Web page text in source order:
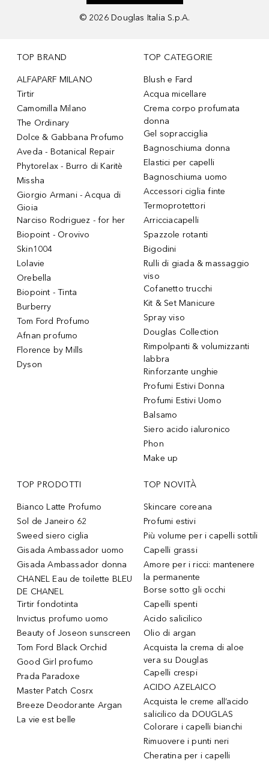
© 2026 Douglas Italia S.p.A.
TOP BRAND
ALFAPARF MILANO
Tirtir
Camomilla Milano
The Ordinary
Dolce & Gabbana Profumo
Aveda - Botanical Repair
Phytorelax - Burro di Karitè
Missha
Giorgio Armani - Acqua di
Gioia
Narciso Rodriguez - for her
Biopoint - Orovivo
Skin1004
Lolavie
Orebella
Biopoint - Tinta
Burberry
Tom Ford Profumo
Afnan profumo
Florence by Mills
Dyson
TOP CATEGORIE
Blush e Fard
Acqua micellare
Crema corpo profumata
donna
Gel sopracciglia
Bagnoschiuma donna
Elastici per capelli
Bagnoschiuma uomo
Accessori ciglia finte
Termoprotettori
Arricciacapelli
Spazzole rotanti
Bigodini
Rulli di giada & massaggio
viso
Cofanetto trucchi
Kit & Set Manicure
Spray viso
Douglas Collection
Rimpolpanti & volumizzanti
labbra
Rinforzante unghie
Profumi Estivi Donna
Profumi Estivi Uomo
Balsamo
Siero acido ialuronico
Phon
Make up
TOP PRODOTTI
Bianco Latte Profumo
Sol de Janeiro 62
Sweed siero ciglia
Gisada Ambassador uomo
Gisada Ambassador donna
CHANEL Eau de toilette BLEU
DE CHANEL
Tirtir fondotinta
Invictus profumo uomo
Beauty of Joseon sunscreen
Tom Ford Black Orchid
Good Girl profumo
Prada Paradoxe
Master Patch Cosrx
Breeze Deodorante Argan
La vie est belle
TOP NOVITÀ
Skincare coreana
Profumi estivi
Più volume per i capelli sottili
Capelli grassi
Amore per i ricci: mantenere
la permanente
Borse sotto gli occhi
Capelli spenti
Acido salicilico
Olio di argan
Acquista la crema di aloe
vera su Douglas
Capelli crespi
ACIDO AZELAICO
Acquista le creme all’acido
salicilico da DOUGLAS
Colorare i capelli bianchi
Rimuovere i punti neri
Cheratina per i capelli